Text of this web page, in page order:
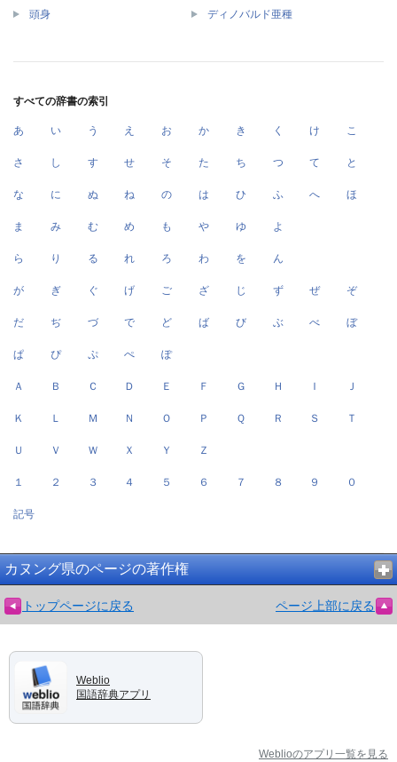
頭身 ディノバルド亜種
すべての辞書の索引
あ い う え お か き く け こ
さ し す せ そ た ち つ て と
な に ぬ ね の は ひ ふ へ ほ
ま み む め も や ゆ よ
ら り る れ ろ わ を ん
が ぎ ぐ げ ご ざ じ ず ぜ ぞ
だ ぢ づ で ど ば び ぶ べ ぼ
ぱ ぴ ぷ ぺ ぽ
Ａ Ｂ Ｃ Ｄ Ｅ Ｆ Ｇ Ｈ Ｉ Ｊ
Ｋ Ｌ Ｍ Ｎ Ｏ Ｐ Ｑ Ｒ Ｓ Ｔ
Ｕ Ｖ Ｗ Ｘ Ｙ Ｚ
１ ２ ３ ４ ５ ６ ７ ８ ９ ０
記号
カヌング県のページの著作権
トップページに戻る ページ上部に戻る
Weblio
国語辞典アプリ
Weblioのアプリ一覧を見る